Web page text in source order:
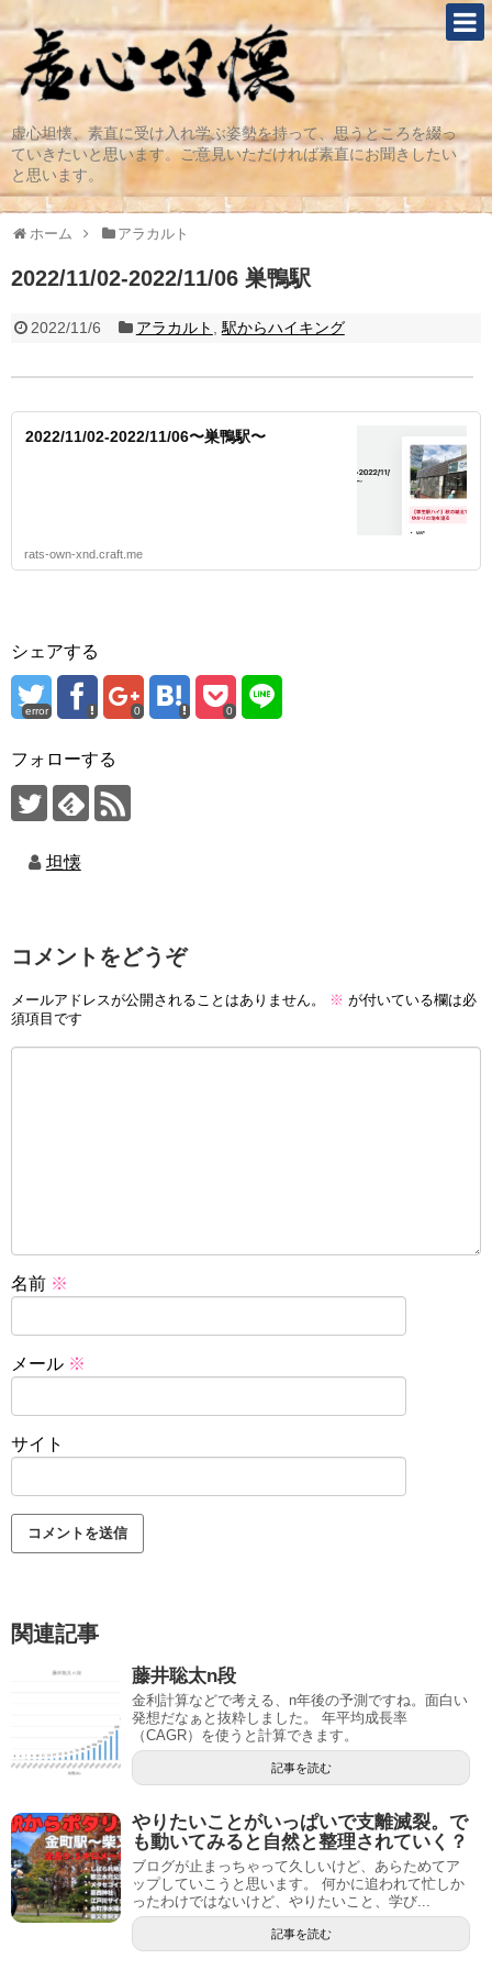
虚心坦懐、素直に受け入れ学ぶ姿勢を持って、思うところを綴っ
ていきたいと思います。ご意見いただければ素直にお聞きしたい
と思います。
ホーム アラカルト
2022/11/02-2022/11/06 巣鴨駅
2022/11/6 アラカルト 駅からハイキング
2022/11/02-2022/11/06〜巣鴨駅〜
rats-own-xnd.craft.me
シェアする
error 0 0
フォローする
坦懐
コメントをどうぞ
メールアドレスが公開されることはありません。 ※ が付いている欄は必
須項目です
名前 ※
メール ※
サイト
関連記事
藤井聡太n段
金利計算などで考える、n年後の予測ですね。面白い
発想だなぁと抜粋しました。 年平均成長率
（CAGR）を使うと計算できます。
記事を読む
やりたいことがいっぱいで支離滅裂。で
も動いてみると自然と整理されていく？
ブログが止まっちゃって久しいけど、あらためてア
ップしていこうと思います。 何かに追われて忙しか
ったわけではないけど、やりたいこと、学び...
記事を読む